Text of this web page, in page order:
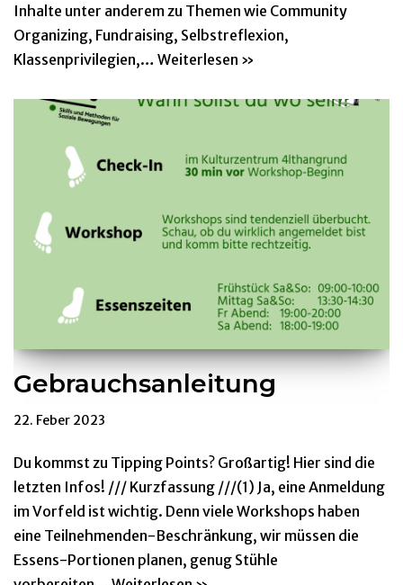
Inhalte unter anderem zu Themen wie Community
Organizing, Fundraising, Selbstreflexion,
Klassenprivilegien,… Weiterlesen »
Gebrauchsanleitung
22. Feber 2023
Du kommst zu Tipping Points? Großartig! Hier sind die
letzten Infos! /// Kurzfassung ///(1) Ja, eine Anmeldung
im Vorfeld ist wichtig. Denn viele Workshops haben
eine Teilnehmenden-Beschränkung, wir müssen die
Essens-Portionen planen, genug Stühle